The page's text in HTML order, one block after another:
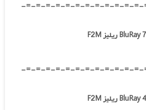
-=-=-=-=-=-=-=-=-=-=-=-
-=-=-=-=-=-=-=-=-=-=-=-